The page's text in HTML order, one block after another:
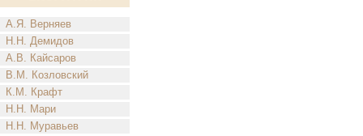
А.Я. Верняев
Н.Н. Демидов
А.В. Кайсаров
В.М. Козловский
К.М. Крафт
Н.Н. Мари
Н.Н. Муравьев